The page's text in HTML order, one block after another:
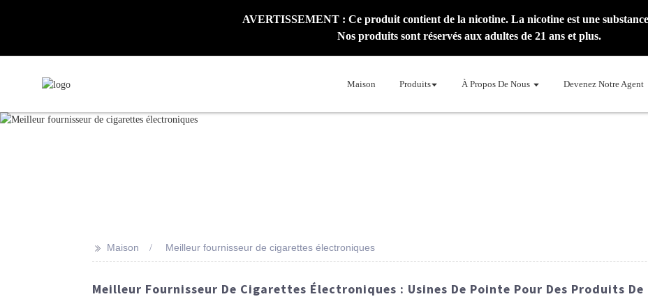
AVERTISSEMENT : Ce produit contient de la nicotine. La nicotine est une
Nos produits sont réservés aux adultes de 21 ans et plus.
Maison Produits À Propos De Nous Devenez Notre Agent
>> Maison Meilleur fournisseur de cigarettes électroniques
Meilleur Fournisseur De Cigarettes Électroniques : Usines De Pointe Pour Des Produits